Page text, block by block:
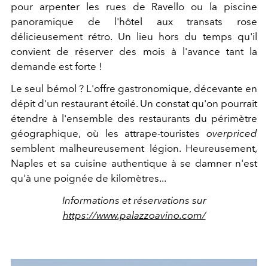
pour arpenter les rues de Ravello ou la piscine
panoramique de l'hôtel aux transats rose
délicieusement rétro. Un lieu hors du temps qu'il
convient de réserver des mois à l'avance tant la
demande est forte !
Le seul bémol ? L'offre gastronomique, décevante en
dépit d'un restaurant étoilé. Un constat qu'on pourrait
étendre à l'ensemble des restaurants du périmètre
géographique, où les attrape-touristes overpriced
semblent malheureusement légion. Heureusement,
Naples et sa cuisine authentique à se damner n'est
qu'à une poignée de kilomètres...
Informations et réservations sur
https://www.palazzoavino.com/